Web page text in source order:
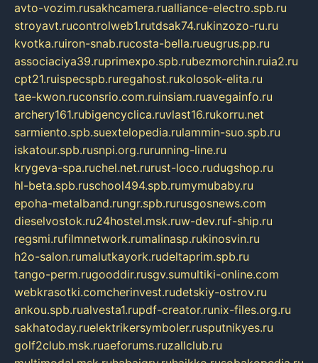
avto-vozim.rusakhcamera.rualliance-electro.spb.ru
stroyavt.rucontrolweb1.rutdsak74.rukinzozo-ru.ru
kvotka.ruiron-snab.rucosta-bella.rueugrus.pp.ru
associaciya39.ruprimexpo.spb.rubezmorchin.ruia2.ru
cpt21.ruispecspb.ruregahost.rukolosok-elita.ru
tae-kwon.ruconsrio.com.ruinsiam.ruavegainfo.ru
archery161.rubigencyclica.ruvlast16.rukorru.net
sarmiento.spb.suextelopedia.rulammin-suo.spb.ru
iskatour.spb.rusnpi.org.rurunning-line.ru
krygeva-spa.ruchel.net.rurust-loco.rudugshop.ru
hl-beta.spb.ruschool494.spb.rumymubaby.ru
epoha-metalband.rungr.spb.rurusgosnews.com
dieselvostok.ru24hostel.msk.ruw-dev.ruf-ship.ru
regsmi.rufilmnetwork.rumalinasp.rukinosvin.ru
h2o-salon.rumalutkayork.rudeltaprim.spb.ru
tango-perm.rugooddir.rusgv.sumultiki-online.com
webkrasotki.comcherinvest.rudetskiy-ostrov.ru
ankou.spb.rualvesta1.rupdf-creator.runix-files.org.ru
sakhatoday.ruelektrikersymboler.rusputnikyes.ru
golf2club.msk.ruaeforums.ruzallclub.ru